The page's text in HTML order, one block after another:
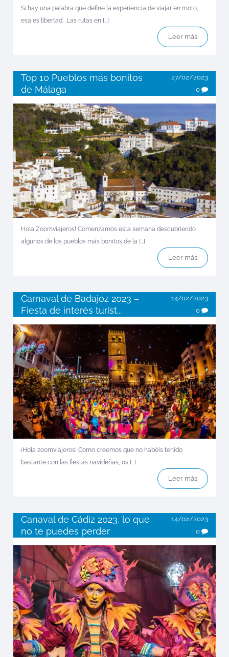
Si hay una palabra que define la experiencia de viajar en moto,
esa es libertad. Las rutas en [...]
Leer más
Top 10 Pueblos más bonitos
de Málaga
27/02/2023
0
Hola Zoomviajeros! Comenzamos esta semana descubriendo
algunos de los pueblos más bonitos de la [...]
Leer más
Carnaval de Badajoz 2023 –
Fiesta de interés turíst...
14/02/2023
0
¡Hola zoomviajeros! Como creemos que no habéis tenido
bastante con las fiestas navideñas, os [...]
Leer más
Canaval de Cádiz 2023, lo que
no te puedes perder
14/02/2023
0